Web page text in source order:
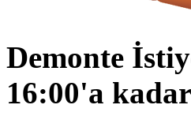
Demonte
16:00'a